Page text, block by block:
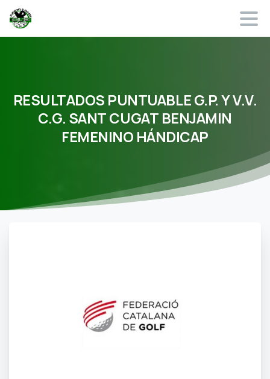
RESULTADOS PUNTUABLEG.P.YV.V.
C.G. SANTCUGAT BENJAMIN
FEMENINO HÁNDICAP